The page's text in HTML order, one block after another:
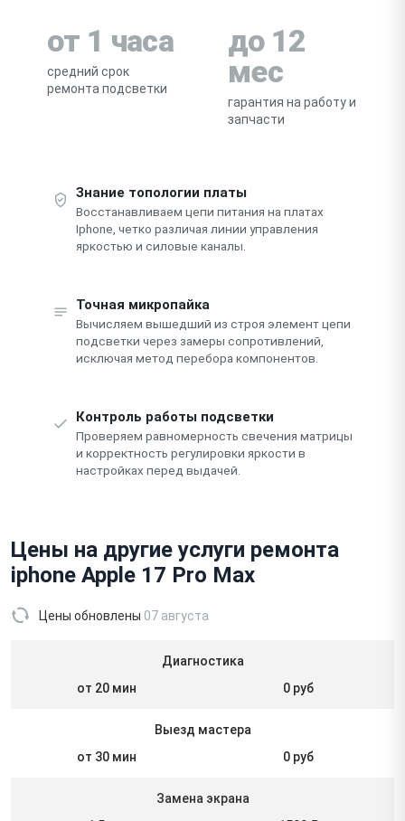
от 1 часа
средний срок
ремонта подсветки
до 12
мес
гарантия на работу и
запчасти
Знание топологии платы
Восстанавливаем цепи питания на платах
Iphone, четко различая линии управления
яркостью и силовые каналы.
Точная микропайка
Вычисляем вышедший из строя элемент цепи
подсветки через замеры сопротивлений,
исключая метод перебора компонентов.
Контроль работы подсветки
Проверяем равномерность свечения матрицы
и корректность регулировки яркости в
настройках перед выдачей.
Цены на другие услуги ремонта
iphone Apple 17 Pro Max
Цены обновлены 07 августа
Диагностика
от 20 мин
0 руб
Выезд мастера
от 30 мин
0 руб
Замена экрана